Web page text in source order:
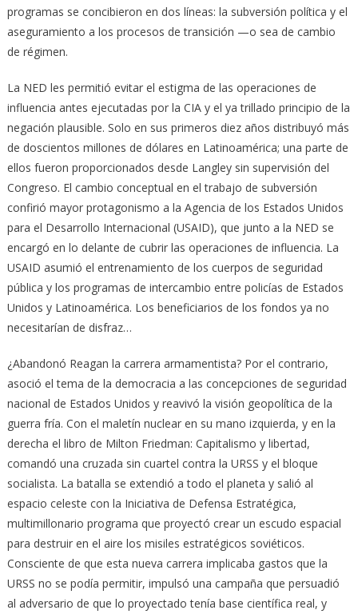
programas se concibieron en dos líneas: la subversión política y el
aseguramiento a los procesos de transición —o sea de cambio
de régimen.
La NED les permitió evitar el estigma de las operaciones de
influencia antes ejecutadas por la CIA y el ya trillado principio de la
negación plausible. Solo en sus primeros diez años distribuyó más
de doscientos millones de dólares en Latinoamérica; una parte de
ellos fueron proporcionados desde Langley sin supervisión del
Congreso. El cambio conceptual en el trabajo de subversión
confirió mayor protagonismo a la Agencia de los Estados Unidos
para el Desarrollo Internacional (USAID), que junto a la NED se
encargó en lo delante de cubrir las operaciones de influencia. La
USAID asumió el entrenamiento de los cuerpos de seguridad
pública y los programas de intercambio entre policías de Estados
Unidos y Latinoamérica. Los beneficiarios de los fondos ya no
necesitarían de disfraz…
¿Abandonó Reagan la carrera armamentista? Por el contrario,
asoció el tema de la democracia a las concepciones de seguridad
nacional de Estados Unidos y reavivó la visión geopolítica de la
guerra fría. Con el maletín nuclear en su mano izquierda, y en la
derecha el libro de Milton Friedman: Capitalismo y libertad,
comandó una cruzada sin cuartel contra la URSS y el bloque
socialista. La batalla se extendió a todo el planeta y salió al
espacio celeste con la Iniciativa de Defensa Estratégica,
multimillonario programa que proyectó crear un escudo espacial
para destruir en el aire los misiles estratégicos soviéticos.
Consciente de que esta nueva carrera implicaba gastos que la
URSS no se podía permitir, impulsó una campaña que persuadió
al adversario de que lo proyectado tenía base científica real, y